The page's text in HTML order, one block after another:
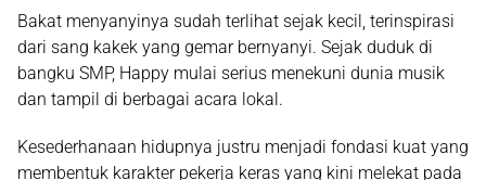
Bakat menyanyinya sudah terlihat sejak kecil, terinspirasi
dari sang kakek yang gemar bernyanyi. Sejak duduk di
bangku SMP, Happy mulai serius menekuni dunia musik
dan tampil di berbagai acara lokal.
Kesederhanaan hidupnya justru menjadi fondasi kuat yang
membentuk karakter pekerja keras yang kini melekat pada